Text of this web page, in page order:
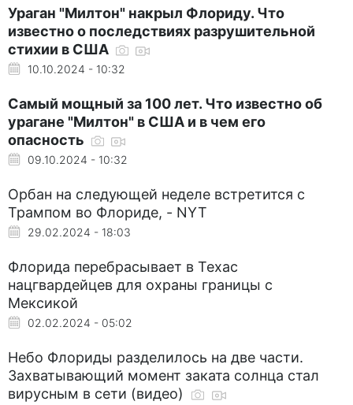
Ураган "Милтон" накрыл Флориду. Что
известно о последствиях разрушительной
стихии в США
10.10.2024 - 10:32
Самый мощный за 100 лет. Что известно об
урагане "Милтон" в США и в чем его
опасность
09.10.2024 - 10:32
Орбан на следующей неделе встретится с
Трампом во Флориде, - NYT
29.02.2024 - 18:03
Флорида перебрасывает в Техас
нацгвардейцев для охраны границы с
Мексикой
02.02.2024 - 05:02
Небо Флориды разделилось на две части.
Захватывающий момент заката солнца стал
вирусным в сети (видео)